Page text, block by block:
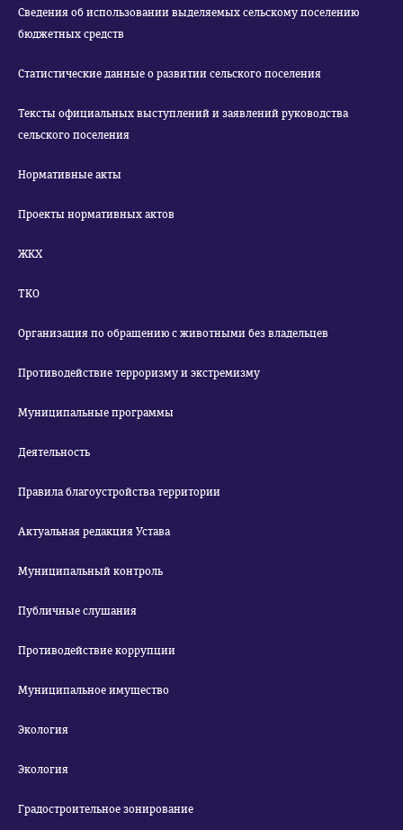
Сведения об использовании выделяемых сельскому поселению
бюджетных средств
Статистические данные о развитии сельского поселения
Тексты официальных выступлений и заявлений руководства
сельского поселения
Нормативные акты
Проекты нормативных актов
ЖКХ
ТКО
Организация по обращению с животными без владельцев
Противодействие терроризму и экстремизму
Муниципальные программы
Деятельность
Правила благоустройства территории
Актуальная редакция Устава
Муниципальный контроль
Публичные слушания
Противодействие коррупции
Муниципальное имущество
Экология
Экология
Градостроительное зонирование